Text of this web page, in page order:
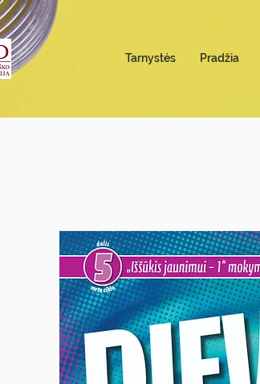
Tarnystės Pradžia